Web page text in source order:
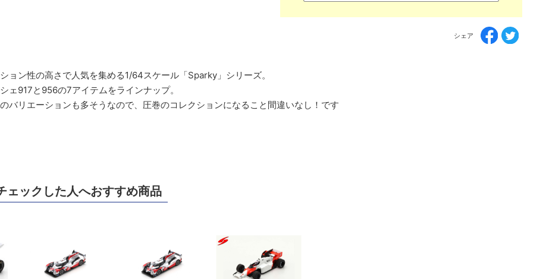
シェア
ョン性の高さで人気を集める1/64スケール「Sparky」シリーズ。
ェ917と956の7アイテムをラインナップ。
バリエーションも多そうなので、圧巻のコレクションになること間違いなし！です
ェックした人へおすすめ商品